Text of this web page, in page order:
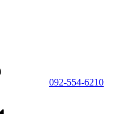
092-554-6210